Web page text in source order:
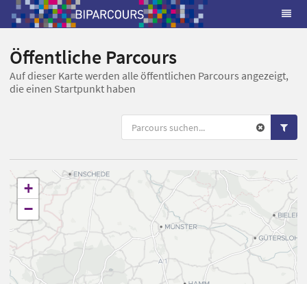
Öffentliche Parcours
Auf dieser Karte werden alle öffentlichen Parcours angezeigt,
die einen Startpunkt haben
+
−